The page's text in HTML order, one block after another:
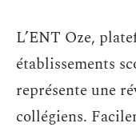
L’ENT Oze,
établissements
représente une
collégiens.